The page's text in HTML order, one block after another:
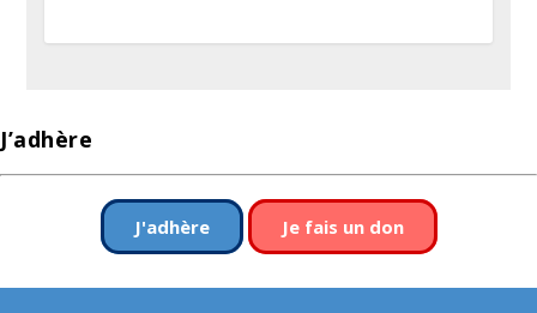
J’adhère
J'adhère Je fais un don